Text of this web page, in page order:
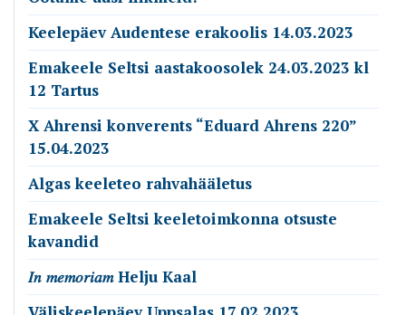
Keelepäev Audentese erakoolis 14.03.2023
Emakeele Seltsi aastakoosolek 24.03.2023 kl
12 Tartus
X Ahrensi konverents “Eduard Ahrens 220”
15.04.2023
Algas keeleteo rahvahääletus
Emakeele Seltsi keeletoimkonna otsuste
kavandid
𝐼𝑛 𝑚𝑒𝑚𝑜𝑟𝑖𝑎𝑚 Helju Kaal